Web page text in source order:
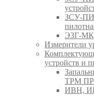
ЗСУ-ПИ-
ЭЗГ-МК,
Измерители
устройств и
ТРМ
ИВН,